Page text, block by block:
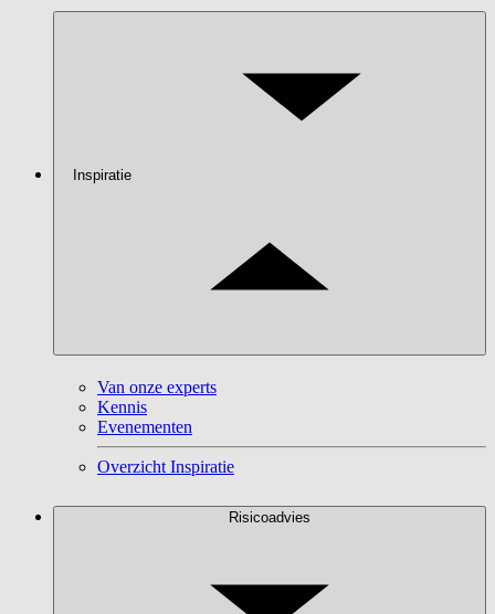
Inspiratie
Van onze experts
Kennis
Evenementen
Overzicht Inspiratie
Risicoadvies